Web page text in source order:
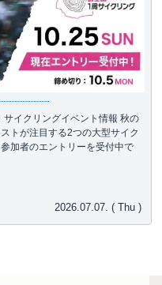
サイクリングイベント情報 秋の
トが注目する2つの大型サイク
加者のエントリーを受付中で
2026.07.07. ( Thu )